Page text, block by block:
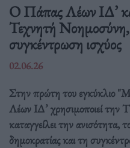
Ο Πάπας Λέων ΙΔ’
Τεχνητή Νοημοσύνη,
συγκέντρωση ισχύος
02.06.26
Στην πρώτη του εγκύκλιο
Λέων ΙΔ’ χρησιμοποιεί την
καταγγείλει την ανισότητα,
δημοκρατίας και τη